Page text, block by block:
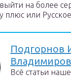
на более
плюс или
Подгорнов
Всё статьи